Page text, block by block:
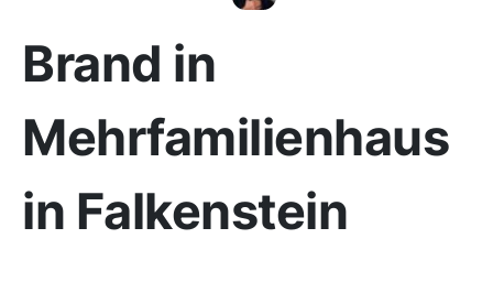
Brand in
Mehrfamilienhaus
in Falkenstein